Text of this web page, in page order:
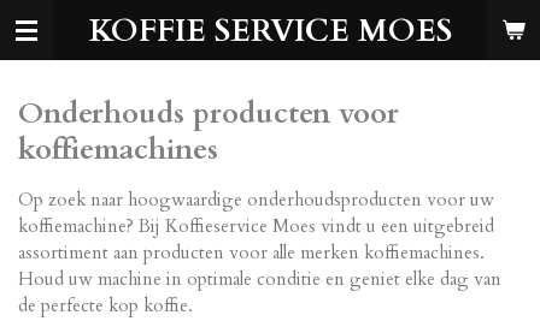
Ga
de
hoofdinhoud
KOFFIE SERVICE MOES
Onderhouds producten voor
koffiemachines
Op zoek naar hoogwaardige onderhoudsproducten voor uw
koffiemachine? Bij Koffieservice Moes vindt u een uitgebreid
assortiment aan producten voor alle merken koffiemachines.
Houd uw machine in optimale conditie en geniet elke dag van
de perfecte kop koffie.